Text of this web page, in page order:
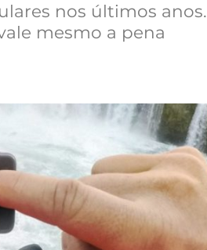
nos últimos anos.
mesmo a pena